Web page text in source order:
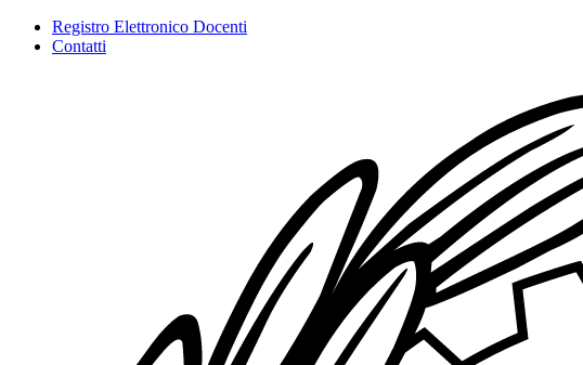
Registro Elettronico Docenti
Contatti